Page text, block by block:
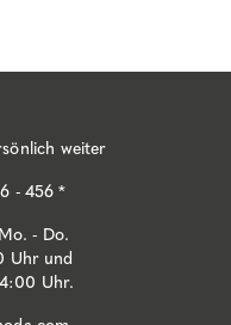
weiter
- 456 *
- Do.
Uhr und
Uhr.